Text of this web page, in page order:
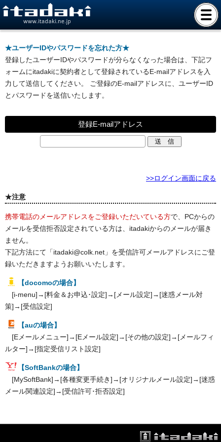
www.itadaki.ne.jp
★ユーザーIDやパスワードを忘れた方★
登録したユーザーIDやパスワードが分らなくなった場合は、下記フ
ォームにitadakiに契約者として登録されているE-mailアドレスを入
力して送信してください。 ご登録のE-mailアドレスに、ユーザーID
とパスワードを送信いたします。
登録E-mailアドレス
>>ログイン画面に戻る
★注意
携帯電話のメールアドレスをご登録いただいている方で、PCからの
メールを受信拒否設定されている方は、itadakiからのメールが届き
ません。
下記方法にて「itadaki@colk.net」を受信許可メールアドレスにご登
録いただきますようお願いいたします。
【docomoの場合】
[i-menu]→[料金＆お申込･設定]→[メール設定]→[迷惑メール対
策]→[受信設定]
【auの場合】
[Eメールメニュー]→[Eメール設定]→[その他の設定]→[メールフィ
ルター]→[指定受信リスト設定]
【SoftBankの場合】
[MySoftBank]→[各種変更手続き]→[オリジナルメール設定]→[迷惑
メール関連設定]→[受信許可･拒否設定]